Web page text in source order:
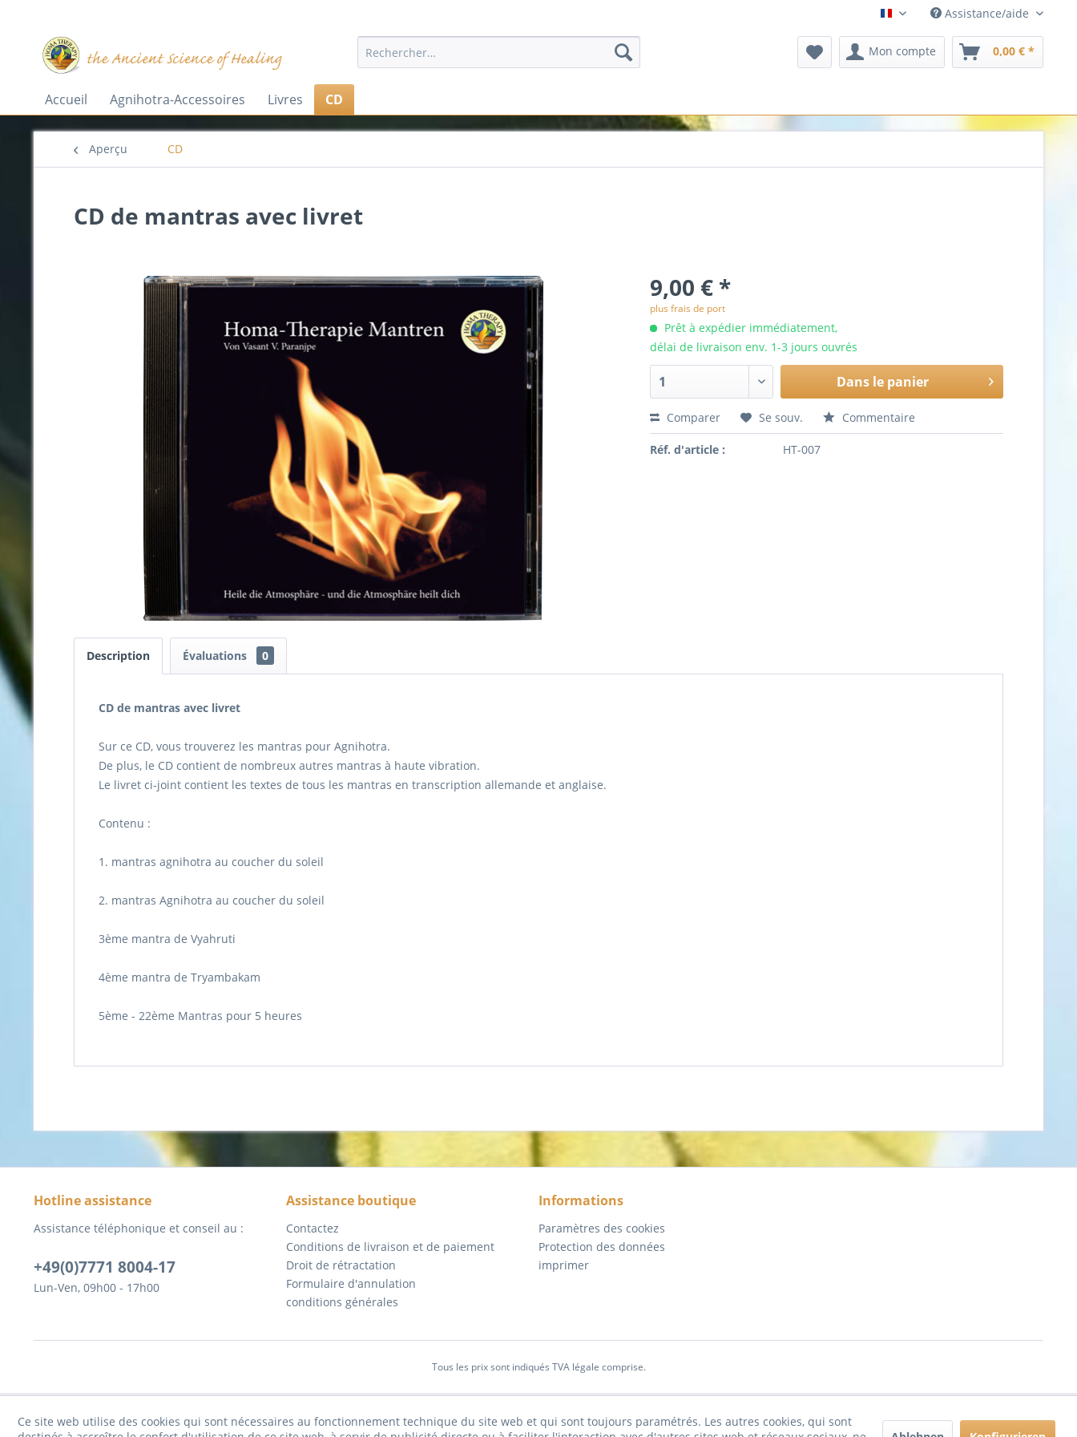
français Assistance/aide
Mon compte 0,00 € *
Accueil Agnihotra-Accessoires Livres CD
Aperçu CD
CD de mantras avec livret
9,00 € *
plus frais de port
Prêt à expédier immédiatement,
délai de livraison env. 1-3 jours ouvrés
Dans le panier
Comparer Se souv. Commentaire
Réf. d'article : HT-007
Description Évaluations 0
CD de mantras avec livret
Sur ce CD, vous trouverez les mantras pour Agnihotra.
De plus, le CD contient de nombreux autres mantras à haute vibration.
Le livret ci-joint contient les textes de tous les mantras en transcription allemande et anglaise.
Contenu :
1. mantras agnihotra au coucher du soleil
2. mantras Agnihotra au coucher du soleil
3ème mantra de Vyahruti
4ème mantra de Tryambakam
5ème - 22ème Mantras pour 5 heures
Hotline assistance
Assistance téléphonique et conseil au :
+49(0)7771 8004-17
Lun-Ven, 09h00 - 17h00
Assistance boutique
Contactez
Conditions de livraison et de paiement
Droit de rétractation
Formulaire d'annulation
conditions générales
Informations
Paramètres des cookies
Protection des données
imprimer
Tous les prix sont indiqués TVA légale comprise.
Ce site web utilise des cookies qui sont nécessaires au fonctionnement technique du site web et qui sont toujours paramétrés. Les autres cookies, qui sont